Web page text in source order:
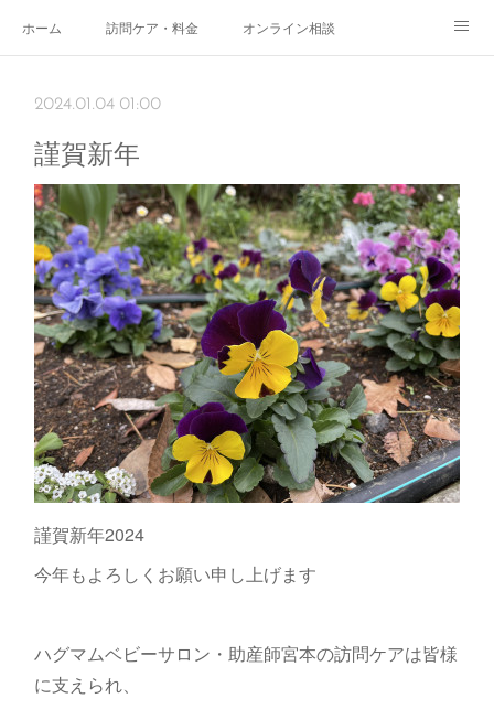
ホーム 訪問ケア・料金 オンライン相談
2024.01.04 01:00
謹賀新年
謹賀新年2024
今年もよろしくお願い申し上げます
ハグマムベビーサロン・助産師宮本の訪問ケアは皆様
に支えられ、